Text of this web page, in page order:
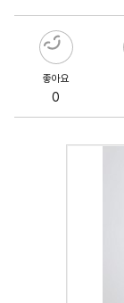
좋아요
0